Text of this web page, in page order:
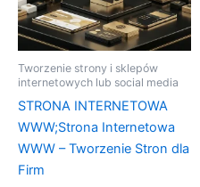
Tworzenie strony i sklepów
internetowych lub social media
STRONA INTERNETOWA
WWW;Strona Internetowa
WWW – Tworzenie Stron dla
Firm